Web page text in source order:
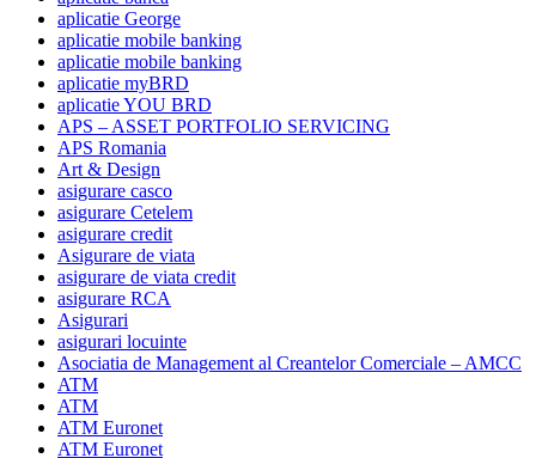
aplicatie George
aplicatie mobile banking
aplicatie mobile banking
aplicatie myBRD
aplicatie YOU BRD
APS – ASSET PORTFOLIO SERVICING
APS Romania
Art & Design
asigurare casco
asigurare Cetelem
asigurare credit
Asigurare de viata
asigurare de viata credit
asigurare RCA
Asigurari
asigurari locuinte
Asociatia de Management al Creantelor Comerciale – AMCC
ATM
ATM
ATM Euronet
ATM Euronet